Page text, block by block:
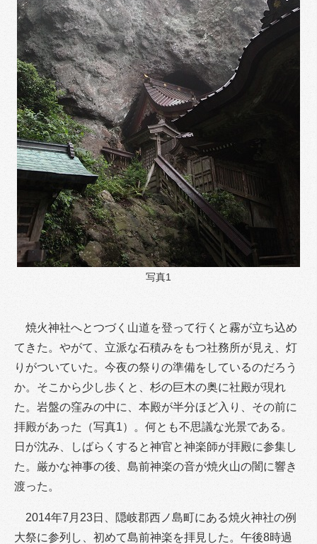
写真1
焼火神社へとつづく山道を登って行くと霧が立ち込め
てきた。やがて、立派な石積みをもつ社務所が見え、灯
りがついていた。今夜の祭りの準備をしているのだろう
か。そこから少し歩くと、杉の巨木の奥に社殿が現れ
た。岩盤の窪みの中に、本殿が半分ほど入り、その前に
拝殿があった（写真1）。何とも不思議な光景である。
日が沈み、しばらくすると神官と神楽師が拝殿に参集し
た。厳かな神事の後、島前神楽の音が焼火山の闇に響き
渡った。
2014年7月23日、隠岐郡西ノ島町にある焼火神社の例
大祭に参列し、初めて島前神楽を拝見した。午後8時過